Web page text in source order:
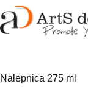
Skip
to
content
Nalepnica 275 ml